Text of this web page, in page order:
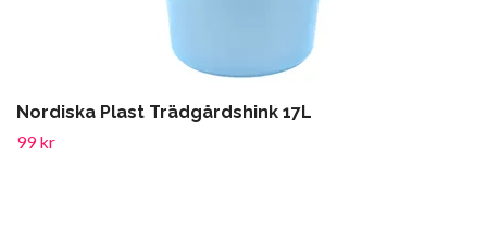
Nordiska Plast Trädgårdshink 17L
99 kr